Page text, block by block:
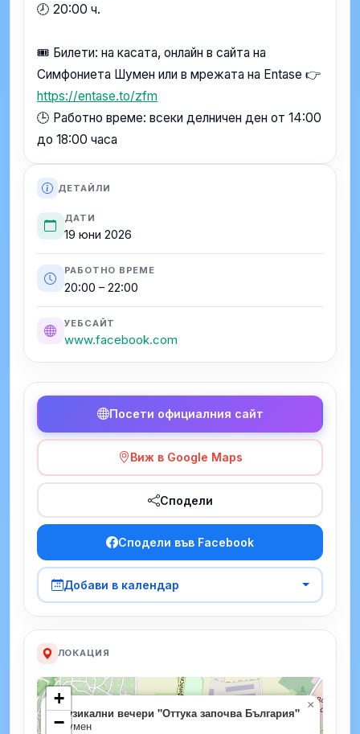
🕗 20:00 ч.
🎟 Билети: на касата, онлайн в сайта на
Симфониета Шумен или в мрежата на Entase 👉
https://entase.to/zfm
🕒 Работно време: всеки делничен ден от 14:00
до 18:00 часа
ДЕТАЙЛИ
ДАТИ
19 юни 2026
РАБОТНО ВРЕМЕ
20:00 – 22:00
УЕБСАЙТ
www.facebook.com
Посети официалния сайт
Виж в Google Maps
Сподели
Сподели във Facebook
Добави в календар
ЛОКАЦИЯ
Музикални вечери "Оттука започва България"
Шумен
×
+
−